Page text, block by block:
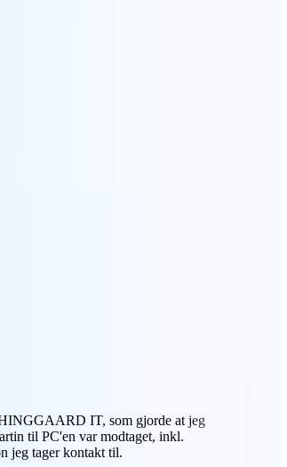
IT, som gjorde at jeg
til PC'en var modtaget, inkl.
jeg tager kontakt til.